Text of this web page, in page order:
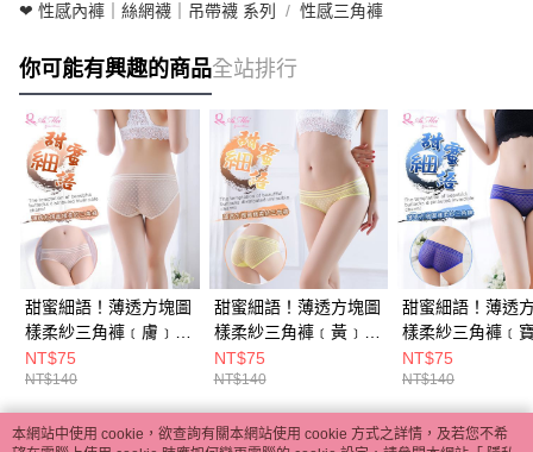
❤ 性感內褲｜絲網襪｜吊帶襪 系列 性感三角褲
你可能有興趣的商品全站排行
甜蜜細語！薄透方塊圖
樣柔紗三角褲﹝膚﹞
E538675
NT$75
NT$140
甜蜜細語！薄透方塊圖
樣柔紗三角褲﹝黃﹞
E538678
NT$75
NT$140
甜蜜細語！薄透
樣柔紗三角褲﹝
E538673
NT$75
NT$140
熱門標籤
本網站中使用 cookie，欲查詢有關本網站使用 cookie 方式之詳情，及若您不希